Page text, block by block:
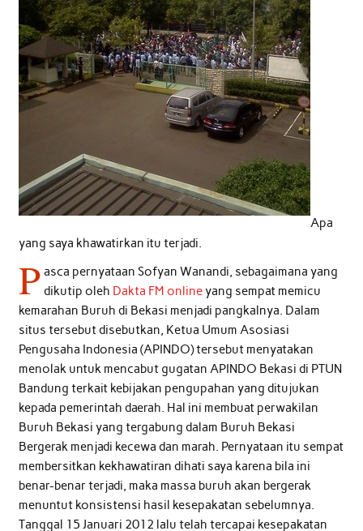
Apa
yang saya khawatirkan itu terjadi.
P asca pernyataan Sofyan Wanandi, sebagaimana yang
dikutip oleh Dakta FM onlineyang sempat memicu
kemarahan Buruh di Bekasi menjadi pangkalnya. Dalam
situs tersebut disebutkan, Ketua Umum Asosiasi
Pengusaha Indonesia (APINDO) tersebut menyatakan
menolak untuk mencabut gugatan APINDO Bekasi di PTUN
Bandung terkait kebijakan pengupahan yang ditujukan
kepada pemerintah daerah. Hal ini membuat perwakilan
Buruh Bekasi yang tergabung dalam Buruh Bekasi
Bergerak menjadi kecewa dan marah. Pernyataan itu sempat
membersitkan kekhawatiran dihati saya karena bila ini
benar-benar terjadi, maka massa buruh akan bergerak
menuntut konsistensi hasil kesepakatan sebelumnya.
Tanggal 15 Januari 2012 lalu telah tercapai kesepakatan